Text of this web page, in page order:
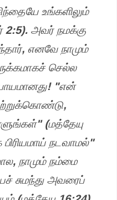
உங்களிலும்
2:5). அவர் நமக்கு
எனவே நாமும்
செல்ல
"என்
(மத்தேயு
நடவாமல்"
நாமும் நம்மை
சுமந்து அவரைப்